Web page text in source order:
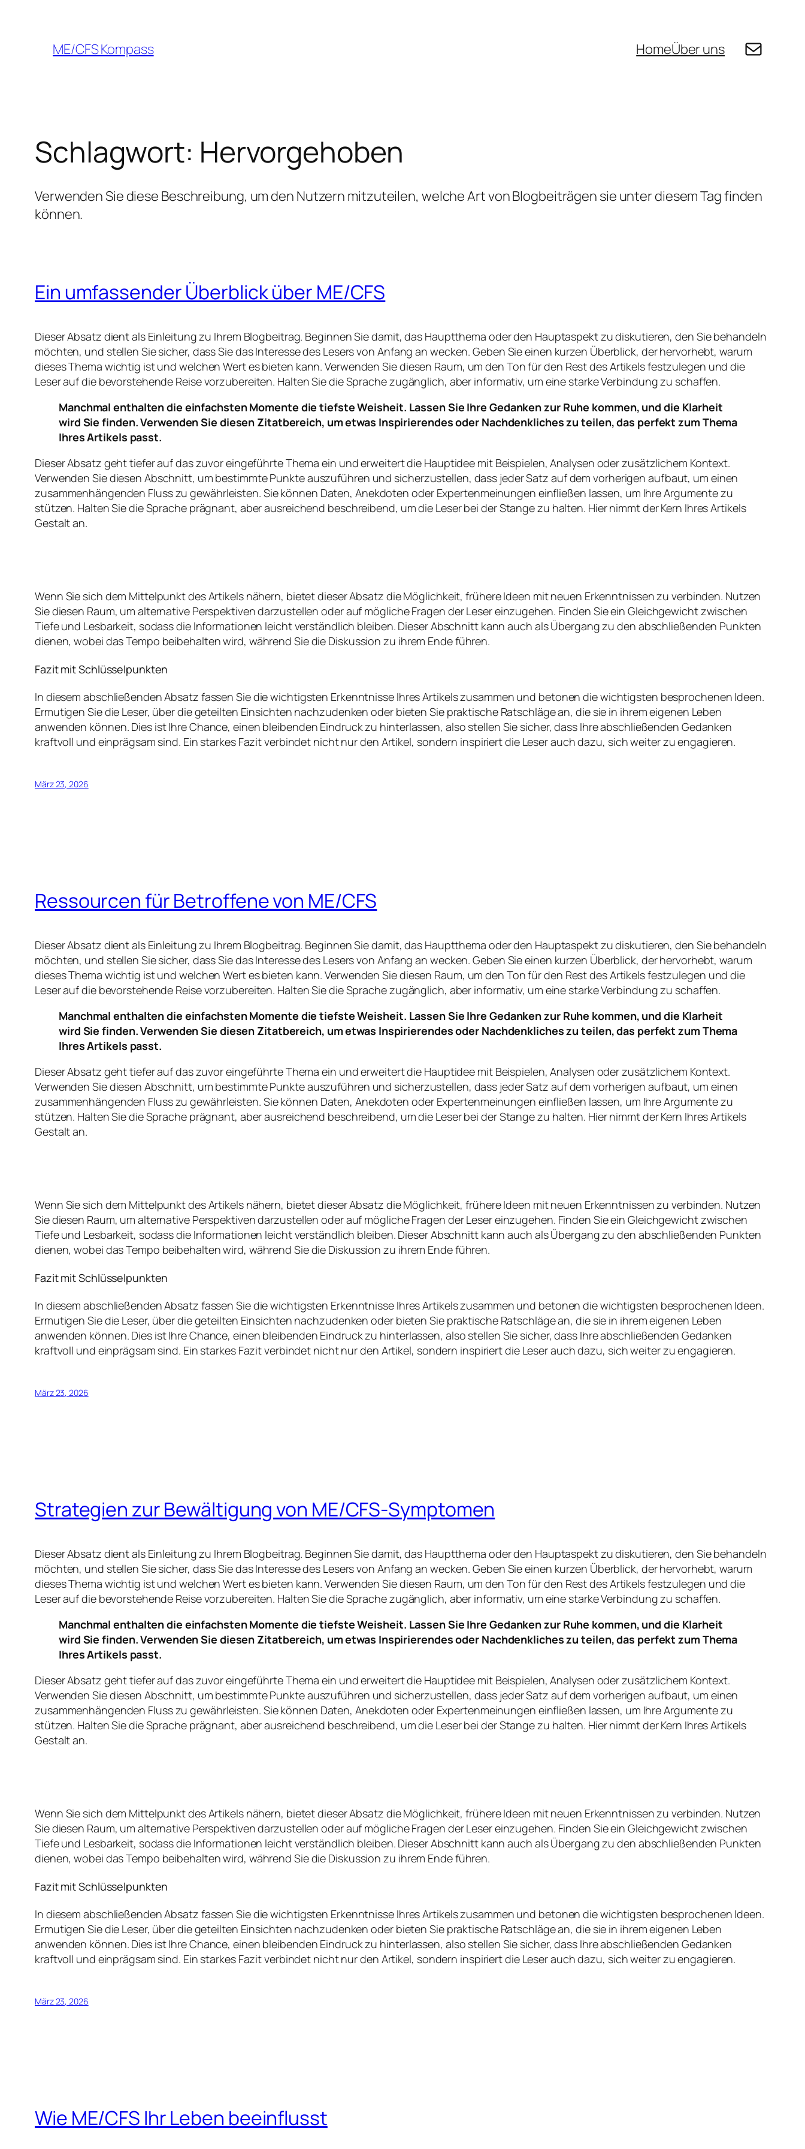
springenME/CFS Kompass HomeÜber uns E-Mail
Schlagwort: Hervorgehoben
Verwenden Sie diese Beschreibung, um den Nutzern mitzuteilen, welche Art von Blogbeiträgen sie unter diesem Tag finden
können.
Ein umfassender Überblick über ME/CFS
Dieser Absatz dient als Einleitung zu Ihrem Blogbeitrag. Beginnen Sie damit, das Hauptthema oder den Hauptaspekt zu diskutieren, den Sie behandeln
möchten, und stellen Sie sicher, dass Sie das Interesse des Lesers von Anfang an wecken. Geben Sie einen kurzen Überblick, der hervorhebt, warum
dieses Thema wichtig ist und welchen Wert es bieten kann. Verwenden Sie diesen Raum, um den Ton für den Rest des Artikels festzulegen und die
Leser auf die bevorstehende Reise vorzubereiten. Halten Sie die Sprache zugänglich, aber informativ, um eine starke Verbindung zu schaffen.
Manchmal enthalten die einfachsten Momente die tiefste Weisheit. Lassen Sie Ihre Gedanken zur Ruhe kommen, und die Klarheit
wird Sie finden. Verwenden Sie diesen Zitatbereich, um etwas Inspirierendes oder Nachdenkliches zu teilen, das perfekt zum Thema
Ihres Artikels passt.
Dieser Absatz geht tiefer auf das zuvor eingeführte Thema ein und erweitert die Hauptidee mit Beispielen, Analysen oder zusätzlichem Kontext.
Verwenden Sie diesen Abschnitt, um bestimmte Punkte auszuführen und sicherzustellen, dass jeder Satz auf dem vorherigen aufbaut, um einen
zusammenhängenden Fluss zu gewährleisten. Sie können Daten, Anekdoten oder Expertenmeinungen einfließen lassen, um Ihre Argumente zu
stützen. Halten Sie die Sprache prägnant, aber ausreichend beschreibend, um die Leser bei der Stange zu halten. Hier nimmt der Kern Ihres Artikels
Gestalt an.
Wenn Sie sich dem Mittelpunkt des Artikels nähern, bietet dieser Absatz die Möglichkeit, frühere Ideen mit neuen Erkenntnissen zu verbinden. Nutzen
Sie diesen Raum, um alternative Perspektiven darzustellen oder auf mögliche Fragen der Leser einzugehen. Finden Sie ein Gleichgewicht zwischen
Tiefe und Lesbarkeit, sodass die Informationen leicht verständlich bleiben. Dieser Abschnitt kann auch als Übergang zu den abschließenden Punkten
dienen, wobei das Tempo beibehalten wird, während Sie die Diskussion zu ihrem Ende führen.
Fazit mit Schlüsselpunkten
In diesem abschließenden Absatz fassen Sie die wichtigsten Erkenntnisse Ihres Artikels zusammen und betonen die wichtigsten besprochenen Ideen.
Ermutigen Sie die Leser, über die geteilten Einsichten nachzudenken oder bieten Sie praktische Ratschläge an, die sie in ihrem eigenen Leben
anwenden können. Dies ist Ihre Chance, einen bleibenden Eindruck zu hinterlassen, also stellen Sie sicher, dass Ihre abschließenden Gedanken
kraftvoll und einprägsam sind. Ein starkes Fazit verbindet nicht nur den Artikel, sondern inspiriert die Leser auch dazu, sich weiter zu engagieren.
März 23, 2026
Ressourcen für Betroffene von ME/CFS
Dieser Absatz dient als Einleitung zu Ihrem Blogbeitrag. Beginnen Sie damit, das Hauptthema oder den Hauptaspekt zu diskutieren, den Sie behandeln
möchten, und stellen Sie sicher, dass Sie das Interesse des Lesers von Anfang an wecken. Geben Sie einen kurzen Überblick, der hervorhebt, warum
dieses Thema wichtig ist und welchen Wert es bieten kann. Verwenden Sie diesen Raum, um den Ton für den Rest des Artikels festzulegen und die
Leser auf die bevorstehende Reise vorzubereiten. Halten Sie die Sprache zugänglich, aber informativ, um eine starke Verbindung zu schaffen.
Manchmal enthalten die einfachsten Momente die tiefste Weisheit. Lassen Sie Ihre Gedanken zur Ruhe kommen, und die Klarheit
wird Sie finden. Verwenden Sie diesen Zitatbereich, um etwas Inspirierendes oder Nachdenkliches zu teilen, das perfekt zum Thema
Ihres Artikels passt.
Dieser Absatz geht tiefer auf das zuvor eingeführte Thema ein und erweitert die Hauptidee mit Beispielen, Analysen oder zusätzlichem Kontext.
Verwenden Sie diesen Abschnitt, um bestimmte Punkte auszuführen und sicherzustellen, dass jeder Satz auf dem vorherigen aufbaut, um einen
zusammenhängenden Fluss zu gewährleisten. Sie können Daten, Anekdoten oder Expertenmeinungen einfließen lassen, um Ihre Argumente zu
stützen. Halten Sie die Sprache prägnant, aber ausreichend beschreibend, um die Leser bei der Stange zu halten. Hier nimmt der Kern Ihres Artikels
Gestalt an.
Wenn Sie sich dem Mittelpunkt des Artikels nähern, bietet dieser Absatz die Möglichkeit, frühere Ideen mit neuen Erkenntnissen zu verbinden. Nutzen
Sie diesen Raum, um alternative Perspektiven darzustellen oder auf mögliche Fragen der Leser einzugehen. Finden Sie ein Gleichgewicht zwischen
Tiefe und Lesbarkeit, sodass die Informationen leicht verständlich bleiben. Dieser Abschnitt kann auch als Übergang zu den abschließenden Punkten
dienen, wobei das Tempo beibehalten wird, während Sie die Diskussion zu ihrem Ende führen.
Fazit mit Schlüsselpunkten
In diesem abschließenden Absatz fassen Sie die wichtigsten Erkenntnisse Ihres Artikels zusammen und betonen die wichtigsten besprochenen Ideen.
Ermutigen Sie die Leser, über die geteilten Einsichten nachzudenken oder bieten Sie praktische Ratschläge an, die sie in ihrem eigenen Leben
anwenden können. Dies ist Ihre Chance, einen bleibenden Eindruck zu hinterlassen, also stellen Sie sicher, dass Ihre abschließenden Gedanken
kraftvoll und einprägsam sind. Ein starkes Fazit verbindet nicht nur den Artikel, sondern inspiriert die Leser auch dazu, sich weiter zu engagieren.
März 23, 2026
Strategien zur Bewältigung von ME/CFS-Symptomen
Dieser Absatz dient als Einleitung zu Ihrem Blogbeitrag. Beginnen Sie damit, das Hauptthema oder den Hauptaspekt zu diskutieren, den Sie behandeln
möchten, und stellen Sie sicher, dass Sie das Interesse des Lesers von Anfang an wecken. Geben Sie einen kurzen Überblick, der hervorhebt, warum
dieses Thema wichtig ist und welchen Wert es bieten kann. Verwenden Sie diesen Raum, um den Ton für den Rest des Artikels festzulegen und die
Leser auf die bevorstehende Reise vorzubereiten. Halten Sie die Sprache zugänglich, aber informativ, um eine starke Verbindung zu schaffen.
Manchmal enthalten die einfachsten Momente die tiefste Weisheit. Lassen Sie Ihre Gedanken zur Ruhe kommen, und die Klarheit
wird Sie finden. Verwenden Sie diesen Zitatbereich, um etwas Inspirierendes oder Nachdenkliches zu teilen, das perfekt zum Thema
Ihres Artikels passt.
Dieser Absatz geht tiefer auf das zuvor eingeführte Thema ein und erweitert die Hauptidee mit Beispielen, Analysen oder zusätzlichem Kontext.
Verwenden Sie diesen Abschnitt, um bestimmte Punkte auszuführen und sicherzustellen, dass jeder Satz auf dem vorherigen aufbaut, um einen
zusammenhängenden Fluss zu gewährleisten. Sie können Daten, Anekdoten oder Expertenmeinungen einfließen lassen, um Ihre Argumente zu
stützen. Halten Sie die Sprache prägnant, aber ausreichend beschreibend, um die Leser bei der Stange zu halten. Hier nimmt der Kern Ihres Artikels
Gestalt an.
Wenn Sie sich dem Mittelpunkt des Artikels nähern, bietet dieser Absatz die Möglichkeit, frühere Ideen mit neuen Erkenntnissen zu verbinden. Nutzen
Sie diesen Raum, um alternative Perspektiven darzustellen oder auf mögliche Fragen der Leser einzugehen. Finden Sie ein Gleichgewicht zwischen
Tiefe und Lesbarkeit, sodass die Informationen leicht verständlich bleiben. Dieser Abschnitt kann auch als Übergang zu den abschließenden Punkten
dienen, wobei das Tempo beibehalten wird, während Sie die Diskussion zu ihrem Ende führen.
Fazit mit Schlüsselpunkten
In diesem abschließenden Absatz fassen Sie die wichtigsten Erkenntnisse Ihres Artikels zusammen und betonen die wichtigsten besprochenen Ideen.
Ermutigen Sie die Leser, über die geteilten Einsichten nachzudenken oder bieten Sie praktische Ratschläge an, die sie in ihrem eigenen Leben
anwenden können. Dies ist Ihre Chance, einen bleibenden Eindruck zu hinterlassen, also stellen Sie sicher, dass Ihre abschließenden Gedanken
kraftvoll und einprägsam sind. Ein starkes Fazit verbindet nicht nur den Artikel, sondern inspiriert die Leser auch dazu, sich weiter zu engagieren.
März 23, 2026
Wie ME/CFS Ihr Leben beeinflusst